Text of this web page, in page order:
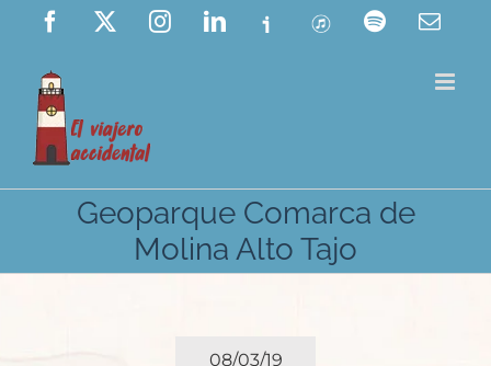
Saltar
contenido
Facebook InstagramLinkedIn
Ivoox ITunes Spotify
Geoparque Comarca de
Molina Alto Tajo
08/03/19